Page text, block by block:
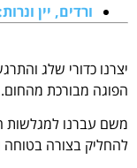
ורדים, יין
יצרנו כדורי שלג
הפוגה מבורכת מהחום.
משם עברנו
להחליק בצורה בטוחה